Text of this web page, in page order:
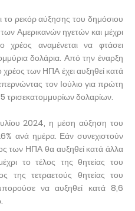
το ρεκόρ αύξησης του δημόσιου
Αμερικανών ηγετών και μέχρι
χρέος αναμένεται να φτάσει
δολάρια. Από την έναρξη
των ΗΠΑ έχει αυξηθεί κατά
τον Ιούλιο για πρώτη
τρισεκατομμυρίων δολαρίων.
2024, η μέση αύξηση του
ανά ημέρα. Εάν συνεχιστούν
των ΗΠΑ θα αυξηθεί κατά άλλα
το τέλος της θητείας του
της τετραετούς θητείας του
να αυξηθεί κατά 8,6